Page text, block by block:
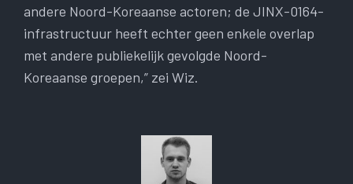
andere Noord-Koreaanse actoren; de JINX-0164-
infrastructuur heeft echter geen enkele overlap
met andere publiekelijk gevolgde Noord-
Koreaanse groepen,” zei Wiz.